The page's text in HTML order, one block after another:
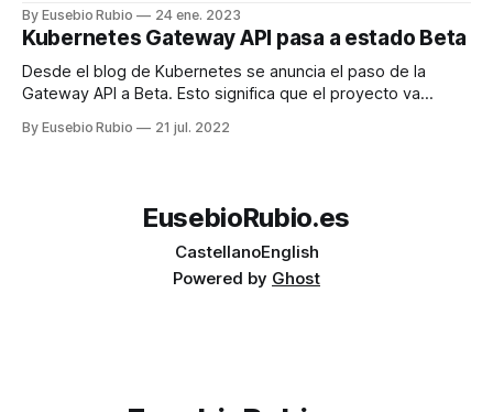
etapa, pero si ejecutamos la etapa 5 (integration test), se
ejecutarán todas las etapas anteriores, es decir, se
ejecutaran las etapas
By Eusebio Rubio 24 ene. 2023
Kubernetes Gateway API pasa a estado Beta
Desde el blog de Kubernetes se anuncia el paso de la
Gateway API a Beta. Esto significa que el proyecto va
nuestros desarrollos. Os dejo el enlace al anuncio oficial:
By Eusebio Rubio 21 jul. 2022
EusebioRubio.es
CastellanoEnglish
Powered by Ghost